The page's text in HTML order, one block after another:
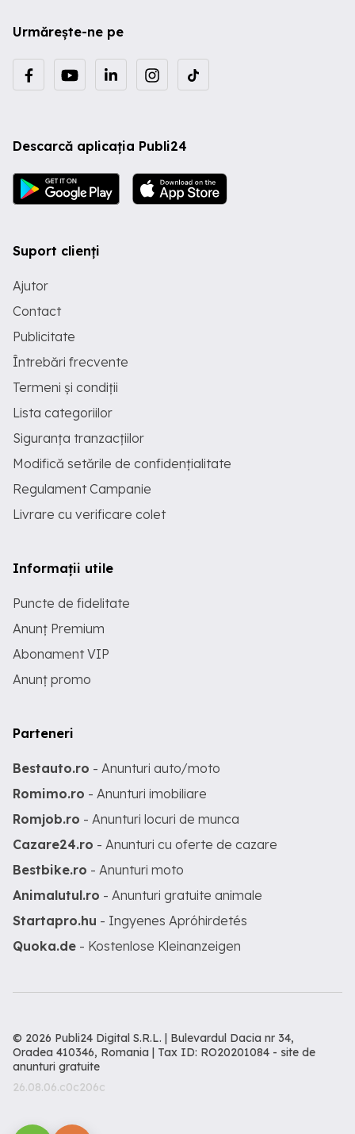
Urmărește-ne pe
Descarcă aplicația Publi24
Suport clienți
Ajutor
Contact
Publicitate
Întrebări frecvente
Termeni și condiții
Lista categoriilor
Siguranța tranzacțiilor
Modifică setările de confidențialitate
Regulament Campanie
Livrare cu verificare colet
Informații utile
Puncte de fidelitate
Anunț Premium
Abonament VIP
Anunț promo
Parteneri
Bestauto.ro - Anunturi auto/moto
Romimo.ro - Anunturi imobiliare
Romjob.ro - Anunturi locuri de munca
Cazare24.ro - Anunturi cu oferte de cazare
Bestbike.ro - Anunturi moto
Animalutul.ro - Anunturi gratuite animale
Startapro.hu - Ingyenes Apróhirdetés
Quoka.de - Kostenlose Kleinanzeigen
© 2026 Publi24 Digital S.R.L. | Bulevardul Dacia nr 34,
Oradea 410346, Romania | Tax ID: RO20201084 - site de
anunturi gratuite
26.08.06.c0c206c